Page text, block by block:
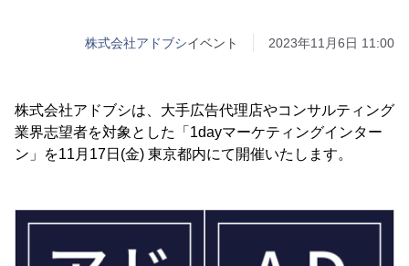
株式会社アドブシイベント 2023年11月6日 11:00
株式会社アドブシは、大手広告代理店やコンサルティング
業界志望者を対象とした「1dayマーケティングインター
ン」を11月17日(金) 東京都内にて開催いたします。